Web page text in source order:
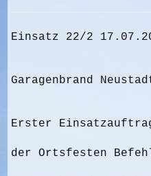
Einsatz 22/2
Garagenbrand
Erster
der Ortsfesten